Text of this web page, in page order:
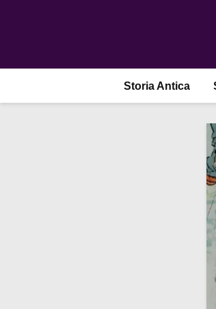
Storia Antica